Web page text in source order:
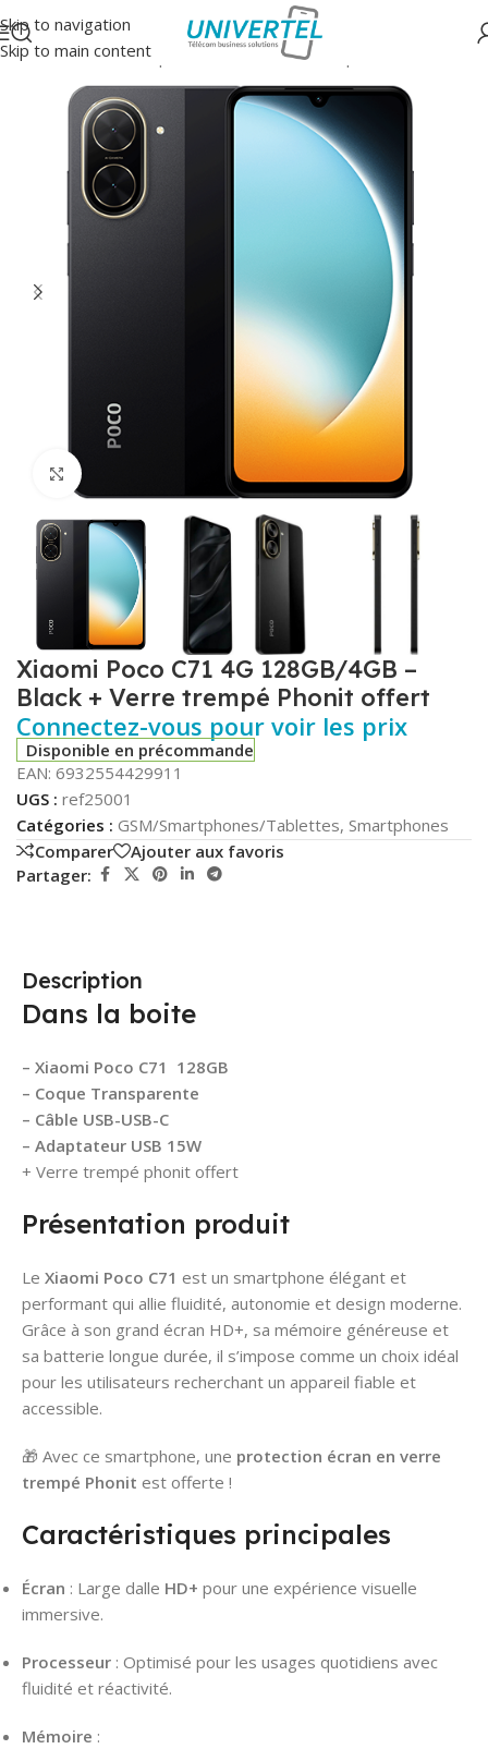
Skip to navigation
Skip to main content
Accueil/GSM/Smartphones/Tablettes/Smartphones
Click to enlarge
Xiaomi Poco C71 4G 128GB/4GB –
Black + Verre trempé Phonit offert
Connectez-vous pour voir les prix
Disponible en précommande
EAN: 6932554429911
UGS : ref25001
Catégories : GSM/Smartphones/Tablettes, Smartphones
Comparer
Ajouter aux favoris
Partager:
Description
Dans la boite
– Xiaomi Poco C71 128GB
– Coque Transparente
– Câble USB-USB-C
– Adaptateur USB 15W
+ Verre trempé phonit offert
Présentation produit
Le Xiaomi Poco C71 est un smartphone élégant et
performant qui allie fluidité, autonomie et design moderne.
Grâce à son grand écran HD+, sa mémoire généreuse et
sa batterie longue durée, il s’impose comme un choix idéal
pour les utilisateurs recherchant un appareil fiable et
accessible.
🎁 Avec ce smartphone, une protection écran en verre
trempé Phonit est offerte !
Caractéristiques principales
Écran : Large dalle HD+ pour une expérience visuelle
immersive.
Processeur : Optimisé pour les usages quotidiens avec
fluidité et réactivité.
Mémoire :